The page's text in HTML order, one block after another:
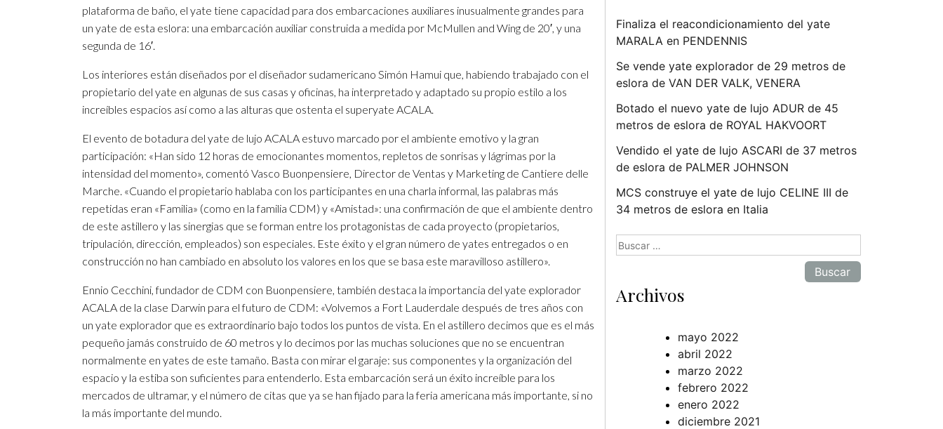
plataforma de baño, el yate tiene capacidad para dos embarcaciones auxiliares inusualmente grandes para
un yate de esta eslora: una embarcación auxiliar construida a medida por McMullen and Wing de 20′, y una
segunda de 16′.
Los interiores están diseñados por el diseñador sudamericano Simón Hamui que, habiendo trabajado con el
propietario del yate en algunas de sus casas y oficinas, ha interpretado y adaptado su propio estilo a los
increíbles espacios así como a las alturas que ostenta el superyate ACALA.
El evento de botadura del yate de lujo ACALA estuvo marcado por el ambiente emotivo y la gran
participación: «Han sido 12 horas de emocionantes momentos, repletos de sonrisas y lágrimas por la
intensidad del momento», comentó Vasco Buonpensiere, Director de Ventas y Marketing de Cantiere delle
Marche. «Cuando el propietario hablaba con los participantes en una charla informal, las palabras más
repetidas eran «Familia» (como en la familia CDM) y «Amistad»: una confirmación de que el ambiente dentro
de este astillero y las sinergias que se forman entre los protagonistas de cada proyecto (propietarios,
tripulación, dirección, empleados) son especiales. Este éxito y el gran número de yates entregados o en
construcción no han cambiado en absoluto los valores en los que se basa este maravilloso astillero».
Ennio Cecchini, fundador de CDM con Buonpensiere, también destaca la importancia del yate explorador
ACALA de la clase Darwin para el futuro de CDM: «Volvemos a Fort Lauderdale después de tres años con
un yate explorador que es extraordinario bajo todos los puntos de vista. En el astillero decimos que es el más
pequeño jamás construido de 60 metros y lo decimos por las muchas soluciones que no se encuentran
normalmente en yates de este tamaño. Basta con mirar el garaje: sus componentes y la organización del
espacio y la estiba son suficientes para entenderlo. Esta embarcación será un éxito increíble para los
mercados de ultramar, y el número de citas que ya se han fijado para la feria americana más importante, si no
la más importante del mundo.
Finaliza el reacondicionamiento del yate
MARALA en PENDENNIS
Se vende yate explorador de 29 metros de
eslora de VAN DER VALK, VENERA
Botado el nuevo yate de lujo ADUR de 45
metros de eslora de ROYAL HAKVOORT
Vendido el yate de lujo ASCARI de 37 metros
de eslora de PALMER JOHNSON
MCS construye el yate de lujo CELINE III de
34 metros de eslora en Italia
Buscar:
Archivos
mayo 2022
abril 2022
marzo 2022
febrero 2022
enero 2022
diciembre 2021